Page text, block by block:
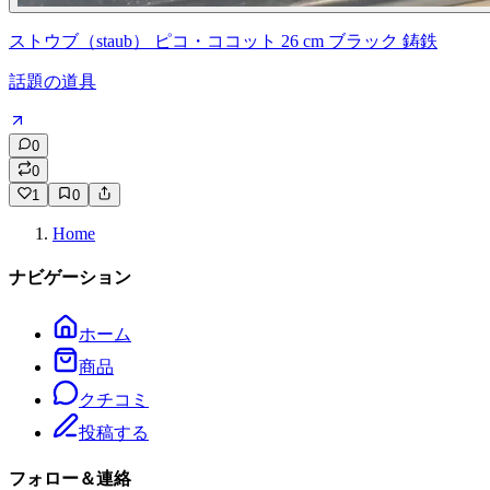
ストウブ（staub） ピコ・ココット 26 cm ブラック 鋳鉄
話題の道具
0
0
1
0
Home
ナビゲーション
ホーム
商品
クチコミ
投稿する
フォロー＆連絡